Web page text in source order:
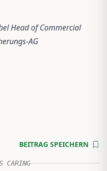
Head of Commercial
AG
BEITRAG SPEICHERN
CARING